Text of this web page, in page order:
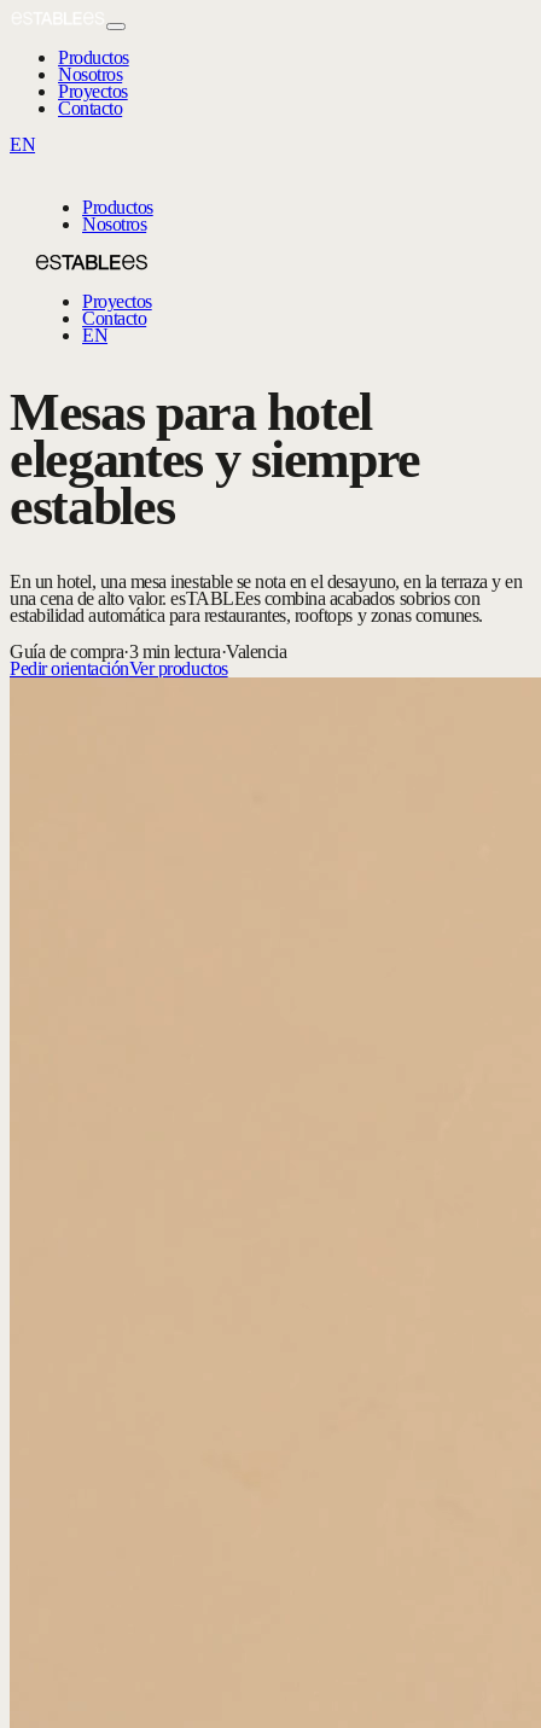
Productos
Nosotros
Proyectos
Contacto
EN
Productos
Nosotros
Proyectos
Contacto
EN
Mesas para hotel
elegantes y siempre
estables
En un hotel, una mesa inestable se nota en el desayuno, en la terraza y en
una cena de alto valor. esTABLEes combina acabados sobrios con
estabilidad automática para restaurantes, rooftops y zonas comunes.
Guía de compra·3 min lectura·Valencia
Pedir orientaciónVer productos